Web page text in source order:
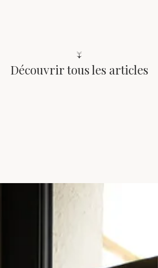
↓
Découvrir tous les articles